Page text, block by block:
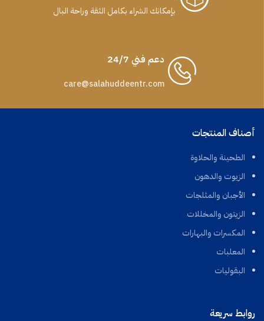
بإمكانك الشراء بكامل الثقة وراحة البال
دعم فني 24/7
care@salahuddeentr.com
أصناف المنتجات
الطحينة والحلاوة
الزيوت والدهون
الأجبان والمثلجات
الزيتون والمخللات
المكسرات والبهارات
المعلبات
البقوليات
روابط سريعة